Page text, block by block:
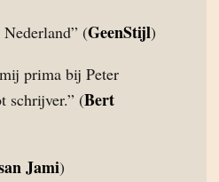
(GeenStijl)
prima bij Peter
schrijver.” (Bert
Jami)